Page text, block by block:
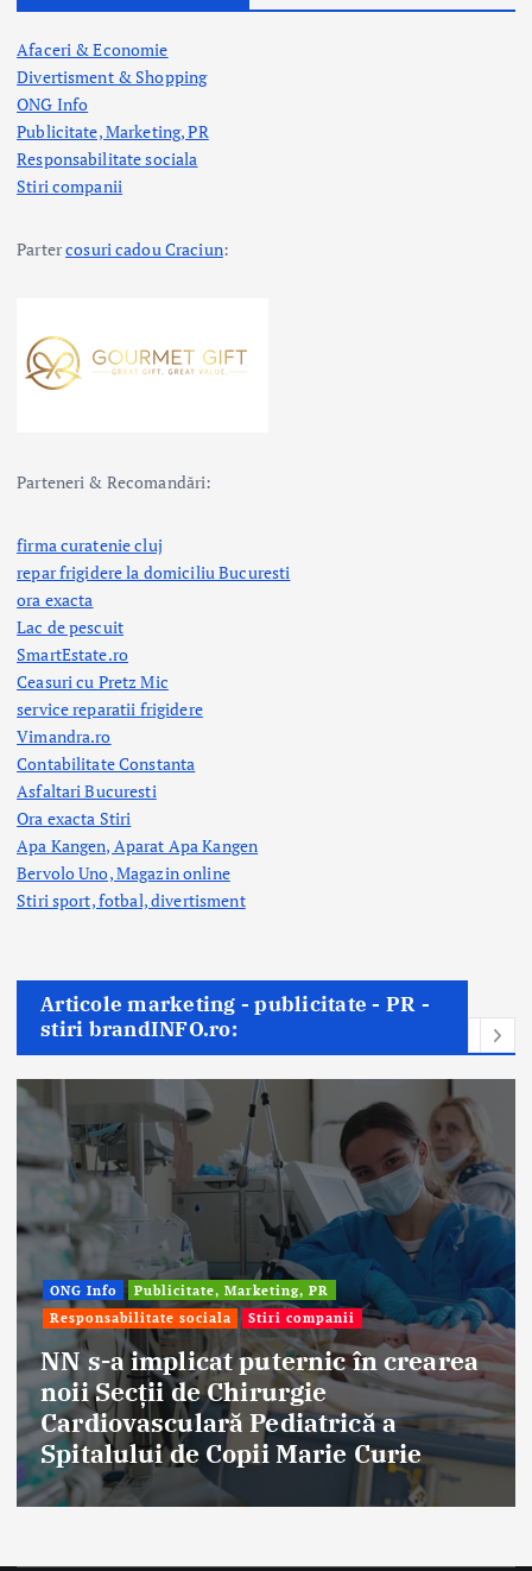
Afaceri & Economie
Divertisment & Shopping
ONG Info
Publicitate, Marketing, PR
Responsabilitate sociala
Stiri companii
Partercosuri cadou Craciun:
Parteneri & Recomandări:
firma curatenie cluj
repar frigidere la domiciliu Bucuresti
ora exacta
Lac de pescuit
SmartEstate.ro
Ceasuri cu Pretz Mic
service reparatii frigidere
Vimandra.ro
Contabilitate Constanta
Asfaltari Bucuresti
Ora exacta Stiri
Apa Kangen, Aparat Apa Kangen
Bervolo Uno, Magazin online
Stiri sport, fotbal,divertisment
Articole marketing - publicitate - PR -
stiri brandINFO.ro:
ONG Info
Publicitate, Marketing, PR
Responsabilitate sociala
Stiri companii
NN s-a implicat puternic în crearea
noii Secții de Chirurgie
Cardiovasculară Pediatrică a
Spitalului de Copii Marie Curie